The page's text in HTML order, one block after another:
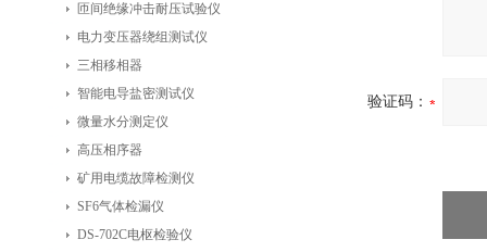
匝间绝缘冲击耐压试验仪
电力变压器绕组测试仪
三相移相器
智能电导盐密测试仪
微量水分测定仪
高压相序器
矿用电缆故障检测仪
SF6气体检漏仪
DS-702C电枢检验仪
验证码：